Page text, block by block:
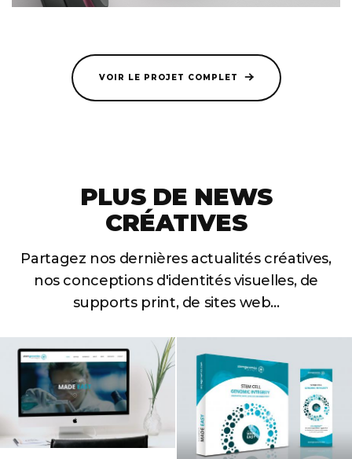
VOIR LE PROJET COMPLET
PLUS DE NEWS
CRÉATIVES
Partagez nos dernières actualités créatives,
nos conceptionsd'identités visuelles, de
supports print, de sites web...